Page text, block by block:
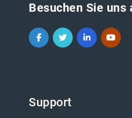
Besuchen Sie uns
Support